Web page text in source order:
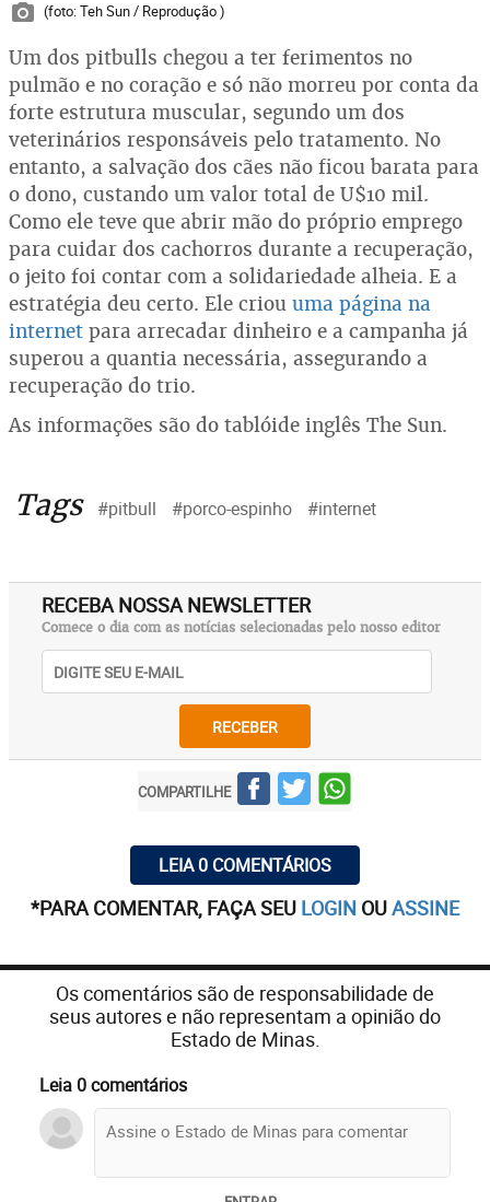
(foto: Teh Sun / Reprodução )
Um dos pitbulls chegou a ter ferimentos no
pulmão e no coração e só não morreu por conta da
forte estrutura muscular, segundo um dos
veterinários responsáveis pelo tratamento. No
entanto, a salvação dos cães não ficou barata para
o dono, custando um valor total de U$10 mil.
Como ele teve que abrir mão do próprio emprego
para cuidar dos cachorros durante a recuperação,
o jeito foi contar com a solidariedade alheia. E a
estratégia deu certo. Ele criou uma página na
internet para arrecadar dinheiro e a campanha já
superou a quantia necessária, assegurando a
recuperação do trio.
As informações são do tablóide inglês The Sun.
Tags #pitbull #porco-espinho #internet
RECEBA NOSSA NEWSLETTER
Comece o dia com as notícias selecionadas pelo nosso editor
RECEBER
COMPARTILHE
LEIA 0 COMENTÁRIOS
*PARA COMENTAR, FAÇA SEU LOGIN OUASSINE
Os comentários são de responsabilidade de
seus autores e não representam a opinião do
Estado de Minas.
Leia 0 comentários